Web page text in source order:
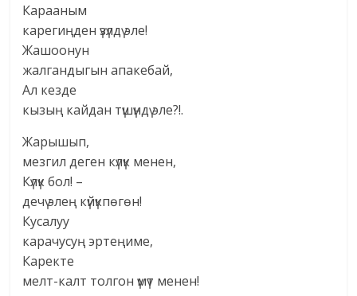
Карааным
карегиңден үзүлдү эле!
Жашоонун
жалгандыгын апакебай,
Ал кезде
кызың кайдан түшүндү эле?!.
Жарышып,
мезгил деген күлүк менен,
Күлүк бол! –
дечү элең күйүкпөгөн!
Кусалуу
карачусуң эртеңиме,
Каректе
мелт-калт толгон үмүт менен!